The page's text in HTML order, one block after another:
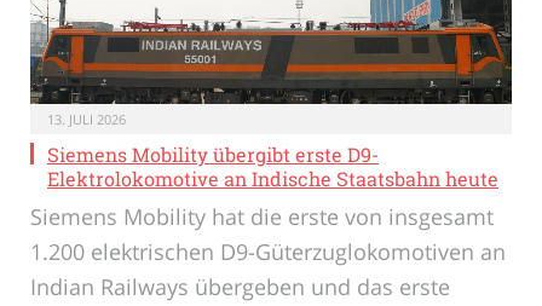
13. JULI 2026
Siemens Mobility übergibt erste D9-
Elektrolokomotive an Indische Staatsbahn heute
Siemens Mobility hat die erste von insgesamt
1.200 elektrischen D9-Güterzuglokomotiven an
Indian Railways übergeben und das erste